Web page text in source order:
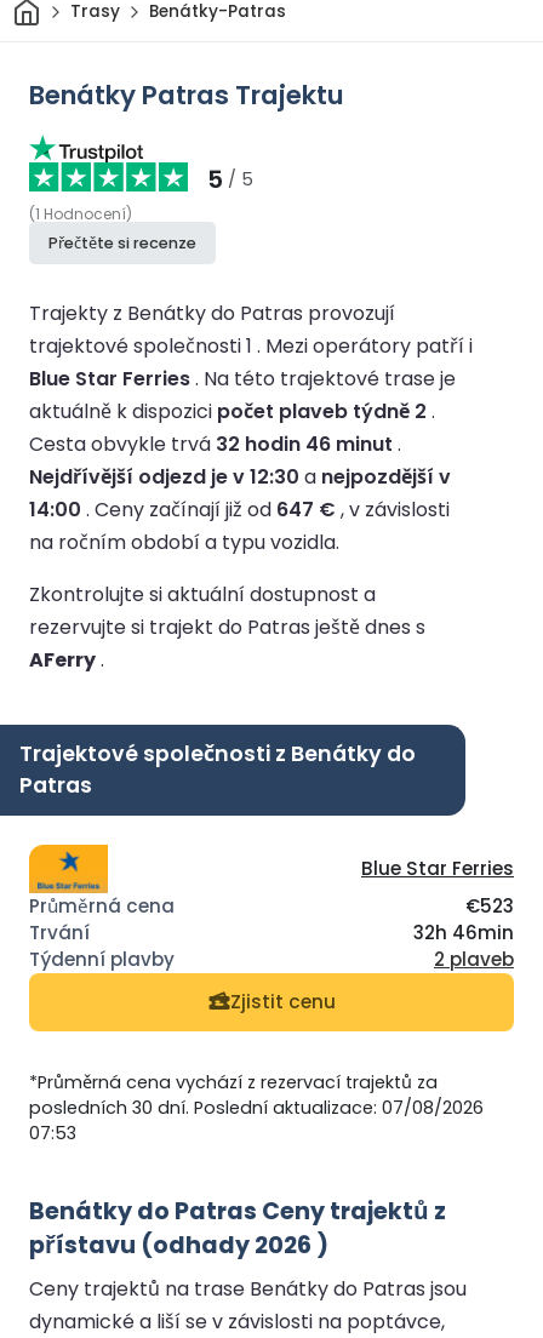
Trasy Benátky-Patras
Benátky Patras Trajektu
5 / 5
(1 Hodnocení)
Přečtěte si recenze
Trajekty z Benátky do Patras provozují
trajektové společnosti 1 . Mezi operátory patří i
Blue Star Ferries. Na této trajektové trase je
aktuálně k dispozici počet plaveb týdně 2 .
Cesta obvykle trvá 32 hodin 46 minut .
Nejdřívější odjezd je v 12:30 a nejpozdější v
14:00 . Ceny začínají již od 647 € , v závislosti
na ročním období a typu vozidla.
Zkontrolujte si aktuální dostupnost a
rezervujte si trajekt do Patras ještě dnes s
AFerry.
Trajektové společnosti z Benátky do
Patras
Blue Star Ferries
€523
32h 46min
2 plaveb
Zjistit cenu
*Průměrná cena vychází z rezervací trajektů za
posledních 30 dní. Poslední aktualizace: 07/08/2026
07:53
Benátky do Patras Ceny trajektů z
přístavu (odhady 2026 )
Ceny trajektů na trase Benátky do Patras jsou
dynamické a liší se v závislosti na poptávce,